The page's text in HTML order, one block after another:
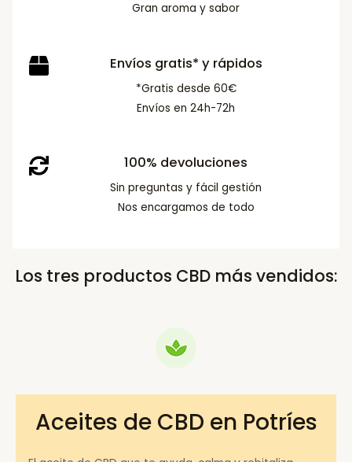
Gran aroma y sabor
Envíos gratis* y rápidos
*Gratis desde 60€
Envíos en 24h-72h
100% devoluciones
Sin preguntas y fácil gestión
Nos encargamos de todo
Los tres productos CBD más vendidos:
Aceites de CBD en Potríes